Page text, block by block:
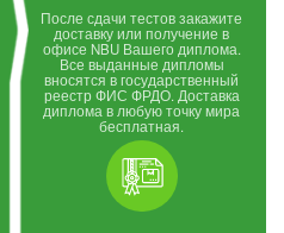
После сдачи тестов закажите
доставку или получение в
офисе NBU Вашего диплома.
Все выданные дипломы
вносятся в государственный
реестр ФИС ФРДО. Доставка
диплома в любую точку мира
бесплатная.